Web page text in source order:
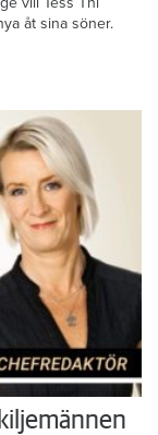
åt sina söner.